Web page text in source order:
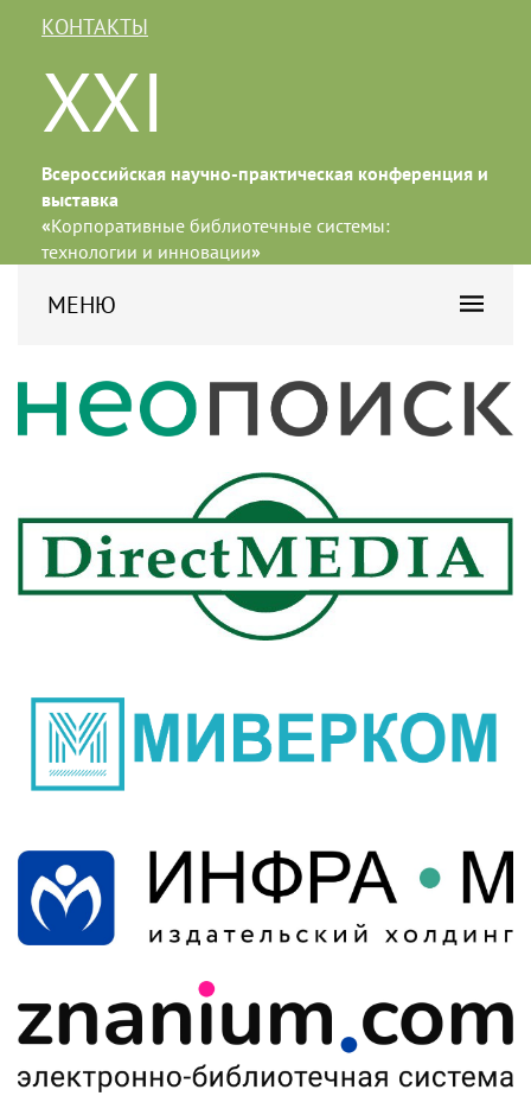
КОНТАКТЫ
XXI
Всероссийская научно-практическая конференция и
выставка
«Корпоративные библиотечные системы:
технологии и инновации»
МЕНЮ